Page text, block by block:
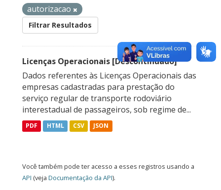
autorizacao
Filtrar Resultados
Licenças Operacionais [Descontinuado]
Dados referentes às Licenças Operacionais das
empresas cadastradas para prestação do
serviço regular de transporte rodoviário
interestadual de passageiros, sob regime de...
PDF HTML CSV JSON
Você também pode ter acesso a esses registros usando a
API (veja Documentação da API).